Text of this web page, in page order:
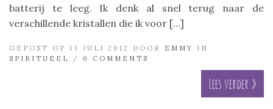
batterij te leeg. Ik denk al snel terug naar de
verschillende kristallen die ik voor […]
GEPOST OP 13 JULI 2012 DOOR EMMY
IN
SPIRITUEEL
/ 0 COMMENTS
Lees verder »